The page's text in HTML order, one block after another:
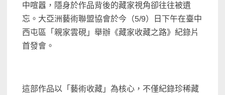
中喧囂，隱身於作品背後的藏家視角卻往往被遺
忘。大亞洲藝術聯盟協會於今（5/9）日下午在臺中
西屯區「親家雲硯」舉辦《藏家收藏之路》紀錄片
首發會。
這部作品以「藝術收藏」為核心，不僅紀錄珍稀藏